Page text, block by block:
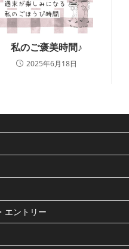
私のご褒美時間♪
2025年6月18日
エントリー